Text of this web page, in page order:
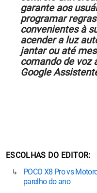
garante aos
programar
convenientes à
acender a luz
jantar ou até
comando de voz
Google
ESCOLHAS DO EDITOR
POCO X8 Pro vs
parelho do ano